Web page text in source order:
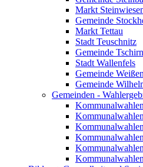
Markt
Gemeinde
Markt Tettau
Stadt Teuschnitz
Gemeinde Tschirn
Stadt Wallenfels
Gemeinde
Gemeinde
Gemeinden -